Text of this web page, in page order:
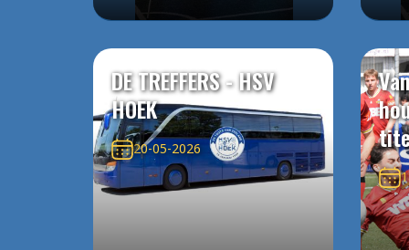
DE TREFFERS - HSV
HOEK
20-05-2026